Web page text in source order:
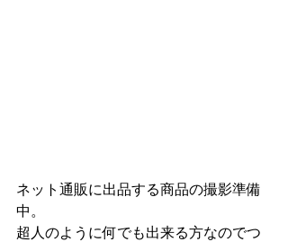
ネット通販に出品する商品の撮影準備
中。
超人のように何でも出来る方なのでつ